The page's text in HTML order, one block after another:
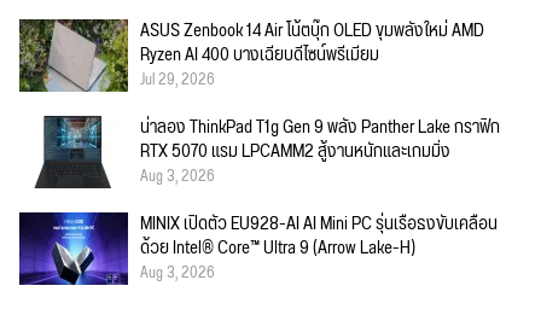
ASUS Zenbook 14 Air โน้ตบุ๊ก OLED ขุมพลังใหม่ AMD
Ryzen AI 400 บางเฉียบดีไซน์พรีเมียม
Jul 29, 2026
น่าลอง ThinkPad T1g Gen 9 พลัง Panther Lake กราฟิก
RTX 5070 แรม LPCAMM2 สู้งานหนักและเกมมิ่ง
Aug 3, 2026
MINIX เปิดตัว EU928-AI AI Mini PC รุ่นเรือธงขับเคลื่อน
ด้วย Intel® Core™ Ultra 9 (Arrow Lake-H)
Aug 3, 2026